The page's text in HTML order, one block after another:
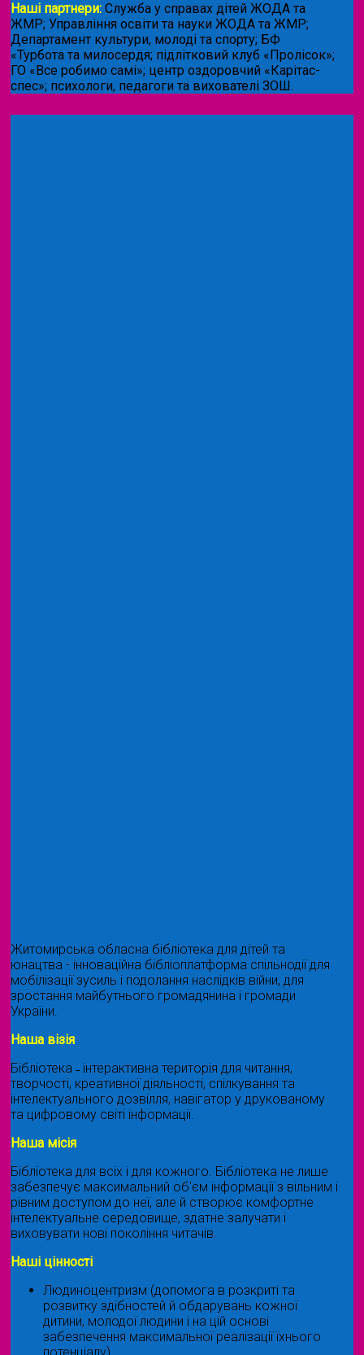
Наші партнери: Служба у справах дітей ЖОДА та
ЖМР; Управління освіти та науки ЖОДА та ЖМР;
Департамент культури, молоді та спорту; БФ
«Турбота та милосердя; підлітковий клуб «Пролісок»;
ГО «Все робимо самі»; центр оздоровчий «Карітас-
спес»; психологи, педагоги та вихователі ЗОШ.
Житомирська обласна бібліотека для дітей та
юнацтва - інноваційна бібліоплатформа спільнодії для
мобілізації зусиль і подолання наслідків війни, для
зростання майбутнього громадянина і громади
України.
Наша візія
Бібліотека ˗ інтерактивна територія для читання,
творчості, креативної діяльності, спілкування та
інтелектуального дозвілля, навігатор у друкованому
та цифровому світі інформації.
Наша місія
Бібліотека для всіх і для кожного. Бібліотека не лише
забезпечує максимальний об'єм інформації з вільним і
рівним доступом до неї, але й створює комфортне
інтелектуальне середовище, здатне залучати і
виховувати нові покоління читачів.
Наші цінності
Людиноцентризм (допомога в розкриті та
розвитку здібностей й обдарувань кожної
дитини, молодої людини і на цій основі
забезпечення максимальної реалізації їхнього